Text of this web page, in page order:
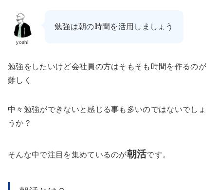
yoshi
勉強は朝の時間を活用しましょう
勉強をしたいけど会社員の方はそもそも時間を作るのが
難しく
中々勉強ができないと感じる事も多いのではないでしょ
うか？
そんな中で注目を集めているのが朝活です。